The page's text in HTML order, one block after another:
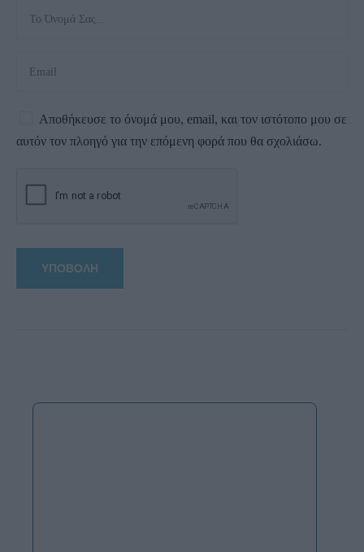
Αποθήκευσε το όνομά μου, email, και τον ιστότοπο μου σε
αυτόν τον πλοηγό για την επόμενη φορά που θα σχολιάσω.